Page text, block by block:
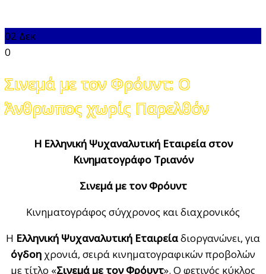
02 Δεκ
0
Σινεμά με τον Φρόυντ: Ο
Άνθρωπος χωρίς Παρελθόν
Η Ελληνική Ψυχαναλυτική Εταιρεία στον
Κινηματογράφο Τριανόν
Σινεμά με τον Φρόυντ
Κινηματογράφος σύγχρονος και διαχρονικός
Η Ελληνική Ψυχαναλυτική Εταιρείαδιοργανώνει, για
όγδοη χρονιά, σειρά κινηματογραφικών προβολών
με τίτλο «Σινεμά με τον Φρόυντ». Ο φετινός κύκλος